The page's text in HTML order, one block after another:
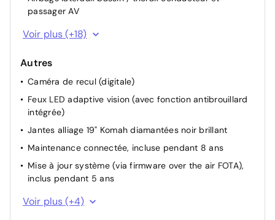
passager AV
Airbags latéraux, milieu AV et rideaux
Alerte franchissement de ligne et assistant maintien
dans la voie
Appel d'urgence
Avertisseur de sortie de stationnement en marche AR
avec freinage d'urgence automatique
Feux de jour à LED
Frein de parking électrique avec fonction Auto-Hold
My Safety switch (raccourci vers configuration
Pré-équipement alarme
Voir plus (+18)
Autres
Caméra de recul (digitale)
Feux LED adaptive vision (avec fonction antibrouillard
intégrée)
Jantes alliage 19" Komah diamantées noir brillant
Maintenance connectée, incluse pendant 8 ans
Mise à jour système (via firmware over the air FOTA),
inclus pendant 5 ans
Pack connected driving, inclus pendant 5 ans
Voir plus (+4)